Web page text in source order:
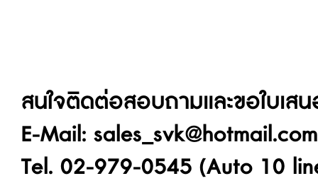
สนใจติดต่อสอบถามและขอใบเส
E-Mail: sales_svk@hotmail.com
Tel. 02-979-0545 (Auto 10